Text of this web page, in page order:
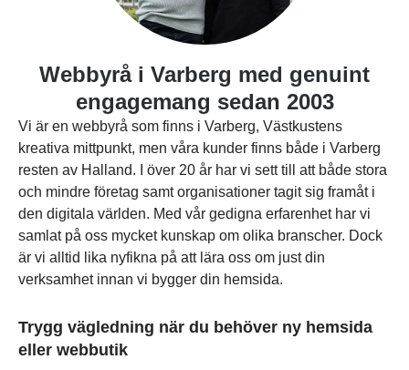
Webbyrå i Varberg med genuint
engagemang sedan 2003
Vi är en webbyrå som finns i Varberg, Västkustens
kreativa mittpunkt, men våra kunder finns både i Varberg
resten av Halland. I över 20 år har vi sett till att både stora
och mindre företag samt organisationer tagit sig framåt i
den digitala världen. Med vår gedigna erfarenhet har vi
samlat på oss mycket kunskap om olika branscher. Dock
är vi alltid lika nyfikna på att lära oss om just din
verksamhet innan vi bygger din hemsida.
Trygg vägledning när du behöver ny hemsida
eller webbutik